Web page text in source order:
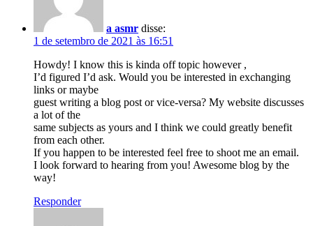
a asmr disse:
1 de setembro de 2021 às 16:51
Howdy! I know this is kinda off topic however ,
I’d figured I’d ask. Would you be interested in exchanging
links or maybe
guest writing a blog post or vice-versa? My website discusses
a lot of the
same subjects as yours and I think we could greatly benefit
from each other.
If you happen to be interested feel free to shoot me an email.
I look forward to hearing from you! Awesome blog by the
way!
Responder